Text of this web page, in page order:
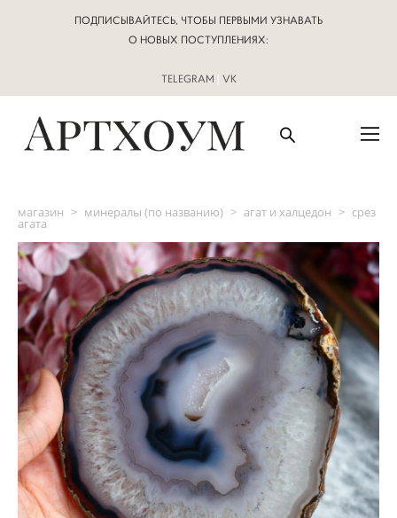
ПОДПИСЫВАЙТЕСЬ, ЧТОБЫ ПЕРВЫМИ УЗНАВАТЬ
О НОВЫХ ПОСТУПЛЕНИЯХ:
TELEGRAM | VK
магазин > минералы (по названию) > агат и халцедон > срез
агата